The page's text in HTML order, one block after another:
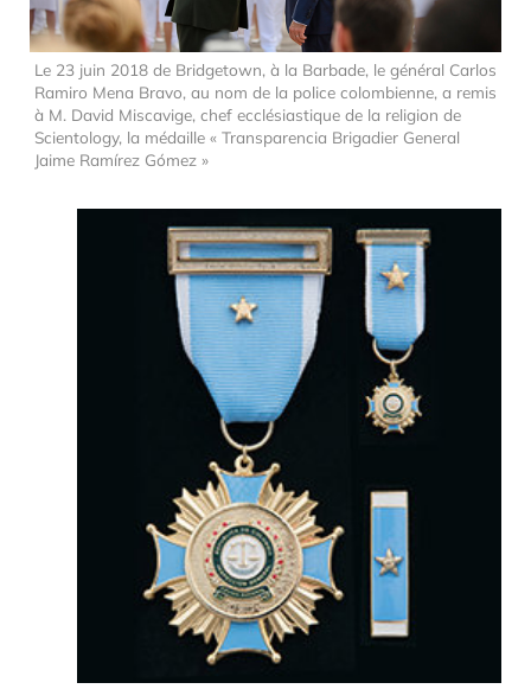
Le 23 juin 2018 de Bridgetown, à la Barbade, le général Carlos
Ramiro Mena Bravo, au nom de la police colombienne, a remis
à M. David Miscavige, chef ecclésiastique de la religion de
Scientology, la médaille « Transparencia Brigadier General
Jaime Ramírez Gómez »